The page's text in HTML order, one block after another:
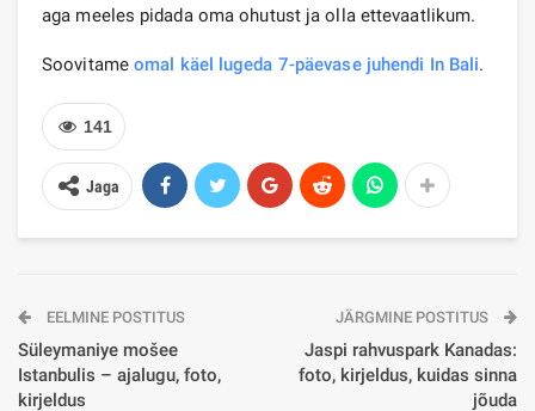
aga meeles pidada oma ohutust ja olla ettevaatlikum.
Soovitame omal käel lugeda 7-päevase juhendi In Bali.
141
Jaga
EELMINE POSTITUS
Süleymaniye mošee
Istanbulis – ajalugu, foto,
kirjeldus
JÄRGMINE POSTITUS
Jaspi rahvuspark Kanadas:
foto, kirjeldus, kuidas sinna
jõuda